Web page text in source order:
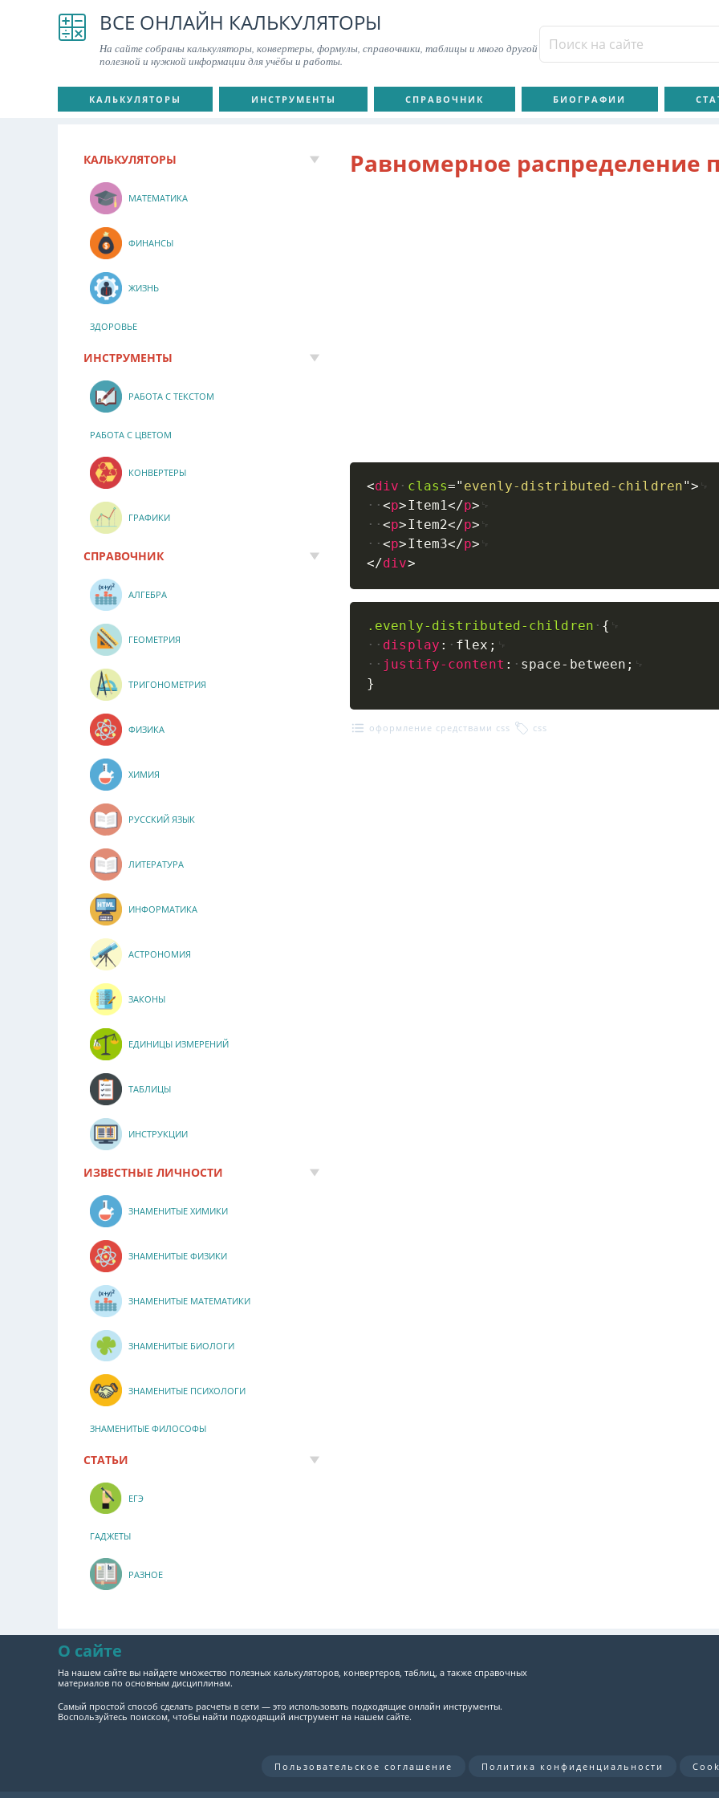
ВСЕ ОНЛАЙН КАЛЬКУЛЯТОРЫ
На сайте собраны калькуляторы, конвертеры, формулы, справочники, таблицы и много другой
полезной и нужной информации для учёбы и работы.
КАЛЬКУЛЯТОРЫ ИНСТРУМЕНТЫ СПРАВОЧНИК БИОГРАФИИ
Равномерное распределение
<div class=" evenly-distributed-children">
<p>Item1</p>
<p>Item2</p>
<p>Item3</p>
</div>
.evenly-distributed-children
{
display : flex ;
justify-content : space-between ;
}
оформление средствами css css
КАЛЬКУЛЯТОРЫ
МАТЕМАТИКА
ФИНАНСЫ
ЖИЗНЬ
ЗДОРОВЬЕ
ИНСТРУМЕНТЫ
РАБОТА С ТЕКСТОМ
РАБОТА С ЦВЕТОМ
КОНВЕРТЕРЫ
ГРАФИКИ
СПРАВОЧНИК
АЛГЕБРА
ГЕОМЕТРИЯ
ТРИГОНОМЕТРИЯ
ФИЗИКА
ХИМИЯ
РУССКИЙ ЯЗЫК
ЛИТЕРАТУРА
ИНФОРМАТИКА
АСТРОНОМИЯ
ЗАКОНЫ
ЕДИНИЦЫ ИЗМЕРЕНИЙ
ТАБЛИЦЫ
ИНСТРУКЦИИ
ИЗВЕСТНЫЕ ЛИЧНОСТИ
ЗНАМЕНИТЫЕ ХИМИКИ
ЗНАМЕНИТЫЕ ФИЗИКИ
ЗНАМЕНИТЫЕ МАТЕМАТИКИ
ЗНАМЕНИТЫЕ БИОЛОГИ
ЗНАМЕНИТЫЕ ПСИХОЛОГИ
ЗНАМЕНИТЫЕ ФИЛОСОФЫ
СТАТЬИ
ЕГЭ
ГАДЖЕТЫ
РАЗНОЕ
О сайте
На нашем сайте вы найдете множество полезных калькуляторов, конвертеров, таблиц, а также справочных
материалов по основным дисциплинам.
Самый простой способ сделать расчеты в сети — это использовать подходящие онлайн инструменты.
Воспользуйтесь поиском, чтобы найти подходящий инструмент на нашем сайте.
Пользовательское соглашение Политика конфиденциальности